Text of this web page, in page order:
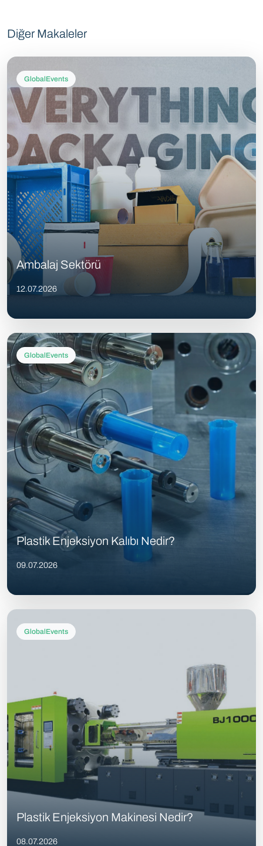
Diğer Makaleler
GlobalEvents
Ambalaj Sektörü
12.07.2026
GlobalEvents
Plastik Enjeksiyon Kalıbı Nedir?
09.07.2026
GlobalEvents
Plastik Enjeksiyon Makinesi Nedir?
08.07.2026